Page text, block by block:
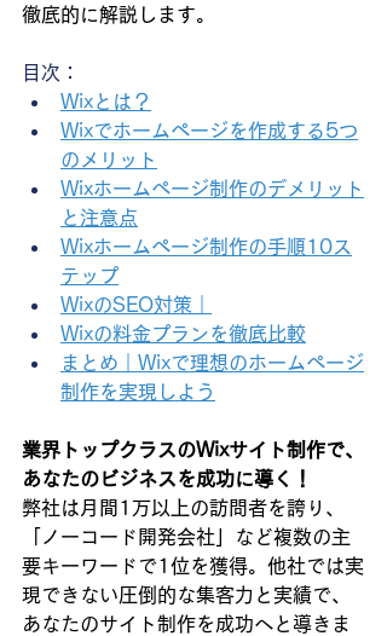
徹底的に解説します。
目次：
Wixとは？
Wixでホームページを作成する5つ
のメリット
Wixホームページ制作のデメリット
と注意点
Wixホームページ制作の手順10ス
テップ
WixのSEO対策｜
Wixの料金プランを徹底比較
まとめ｜Wixで理想のホームページ
制作を実現しよう
業界トップクラスのWixサイト制作で、
あなたのビジネスを成功に導く！
弊社は月間1万以上の訪問者を誇り、
「ノーコード開発会社」など複数の主
要キーワードで1位を獲得。他社では実
現できない圧倒的な集客力と実績で、
あなたのサイト制作を成功へと導きま